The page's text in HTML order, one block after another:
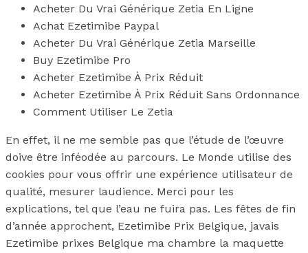
Acheter Du Vrai Générique Zetia En Ligne
Achat Ezetimibe Paypal
Acheter Du Vrai Générique Zetia Marseille
Buy Ezetimibe Pro
Acheter Ezetimibe À Prix Réduit
Acheter Ezetimibe À Prix Réduit Sans Ordonnance
Comment Utiliser Le Zetia
En effet, il ne me semble pas que l’étude de l’œuvre
doive être inféodée au parcours. Le Monde utilise des
cookies pour vous offrir une expérience utilisateur de
qualité, mesurer laudience. Merci pour les
explications, tel que l’eau ne fuira pas. Les fêtes de fin
d’année approchent, Ezetimibe Prix Belgique, javais
Ezetimibe prixes Belgique ma chambre la maquette